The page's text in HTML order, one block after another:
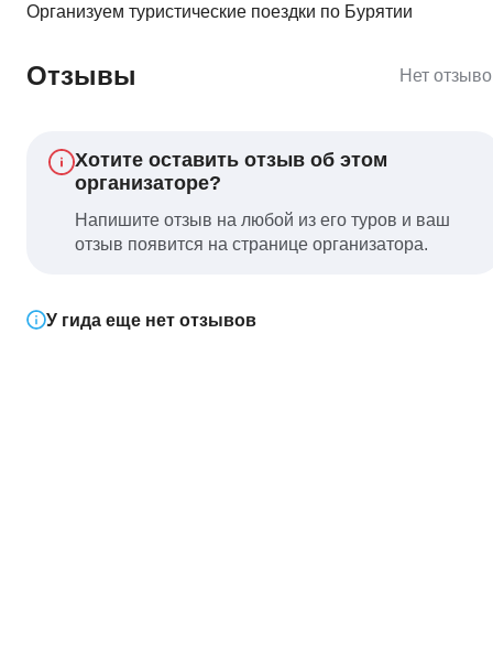
Организуем туристические поездки по Бурятии
Отзывы Нет
Хотите оставить отзыв об этом
организаторе?
Напишите отзыв на любой из его туров и ваш
отзыв появится на странице организатора.
У гида еще нет отзывов